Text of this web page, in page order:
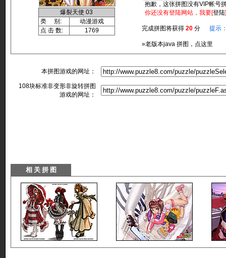
爆裂天使 03
类 别:
动漫游戏
点 击 数:
1769
抱歉，这张拼图没有VIP帐号
你还没有登陆网站，我要[登陆
完成拼图将获得 20 分 提示
»老版本java 拼图，点这里
本拼图游戏的网址：
108块标准非变形非旋转拼图
游戏的网址：